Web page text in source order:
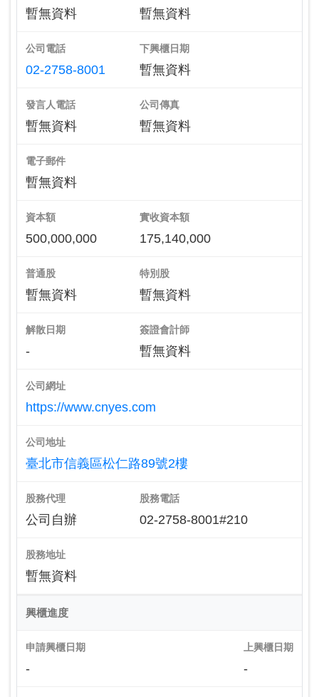
暫無資料 暫無資料
公司電話
02-2758-8001
下興櫃日期
暫無資料
發言人電話
暫無資料
公司傳真
暫無資料
電子郵件
暫無資料
資本額
500,000,000
實收資本額
175,140,000
普通股
暫無資料
特別股
暫無資料
解散日期
-
簽證會計師
暫無資料
公司網址
https://www.cnyes.com
公司地址
臺北市信義區松仁路89號2樓
股務代理
公司自辦
股務電話
02-2758-8001#210
股務地址
暫無資料
興櫃進度
申請興櫃日期
-
上興櫃日期
-